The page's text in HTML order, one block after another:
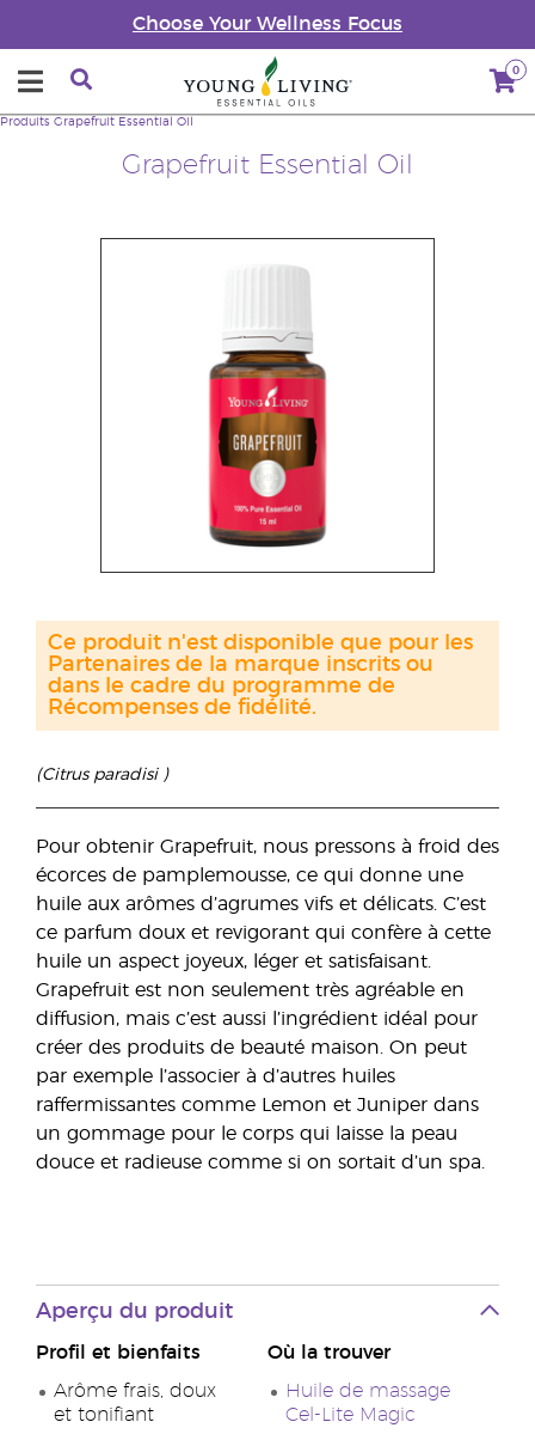
Choose Your Wellness Focus
0
Grapefruit Essential Oil
Produits Grapefruit Essential Oil
(Citrus paradisi )
Pour obtenir Grapefruit, nous pressons à froid des
écorces de pamplemousse, ce qui donne une
huile aux arômes d’agrumes vifs et délicats. C’est
ce parfum doux et revigorant qui confère à cette
huile un aspect joyeux, léger et satisfaisant.
Grapefruit est non seulement très agréable en
diffusion, mais c’est aussi l’ingrédient idéal pour
créer des produits de beauté maison. On peut
par exemple l’associer à d’autres huiles
raffermissantes comme Lemon et Juniper dans
un gommage pour le corps qui laisse la peau
douce et radieuse comme si on sortait d’un spa.
Ce produit n'est disponible que pour les
Partenaires de la marque inscrits ou
dans le cadre du programme de
Récompenses de fidélité.
Aperçu du produit
Profil et bienfaits
Arôme frais, doux
et tonifiant
Où la trouver
Huile de massage
Cel-Lite Magic